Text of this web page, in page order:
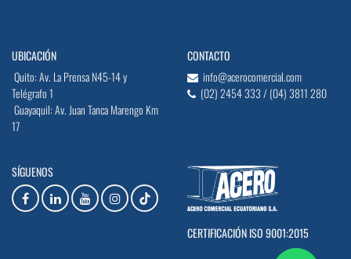
UBICACIÓN
Quito: Av. La Prensa N45-14 y
Telégrafo 1
Guayaquil: Av. Juan Tanca Marengo Km
17
CONTACTO
info@acerocomercial.com
(02) 2454 333 / (04) 3811 280
SÍGUENOS
CERTIFICACIÓN ISO 9001:2015